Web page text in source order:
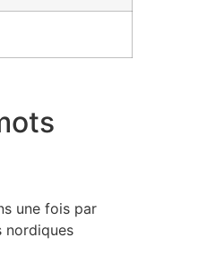
une fois par
nordiques